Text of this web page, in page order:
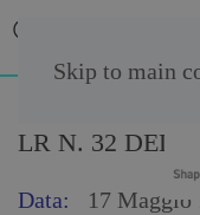
Skip to main
LR N. 32 DEL
Data:
17 Maggio